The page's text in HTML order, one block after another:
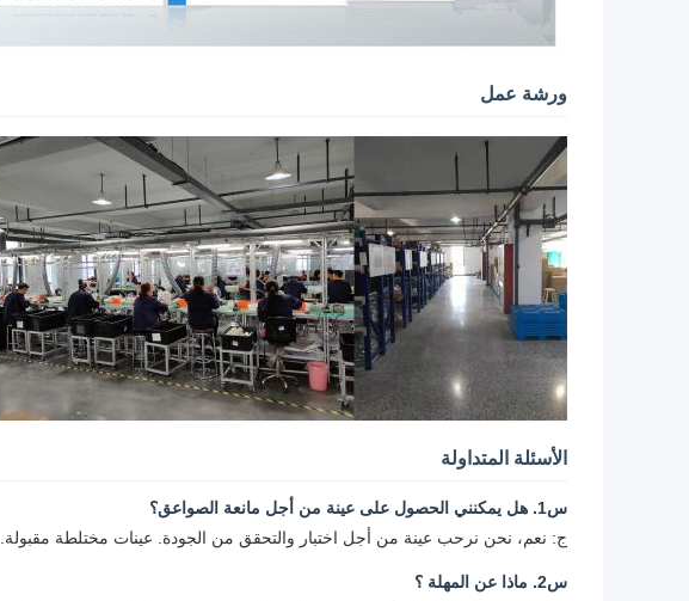
ورشة عمل
الأسئلة المتداولة
س1. هل يمكنني الحصول على عينة من أجل مانعة الصواعق؟
ج: نعم، نحن نرحب عينة من أجل اختبار والتحقق من الجودة. عينات مختلطة مقبولة.
س2. ماذا عن المهلة ؟